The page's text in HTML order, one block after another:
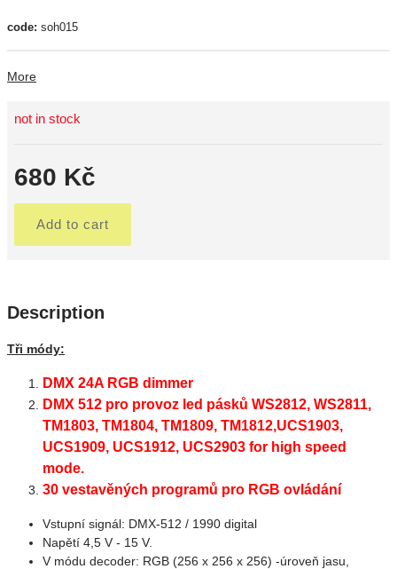
code: soh015
More
not in stock
680 Kč
Add to cart
Description
Tři módy:
DMX 24A RGB dimmer
DMX 512 pro provoz led pásků WS2812, WS2811,
TM1803, TM1804, TM1809, TM1812,UCS1903,
UCS1909, UCS1912, UCS2903 for high speed
mode.
30 vestavěných programů pro RGB ovládání
Vstupní signál: DMX-512 / 1990 digital
Napětí 4,5 V - 15 V.
V módu decoder: RGB (256 x 256 x 256) -úroveň jasu,